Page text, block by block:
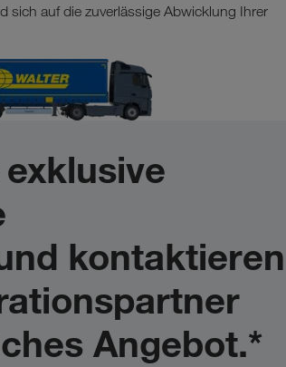
sich auf die zuverlässige Abwicklung Ihrer
kontaktieren
Angebot.*